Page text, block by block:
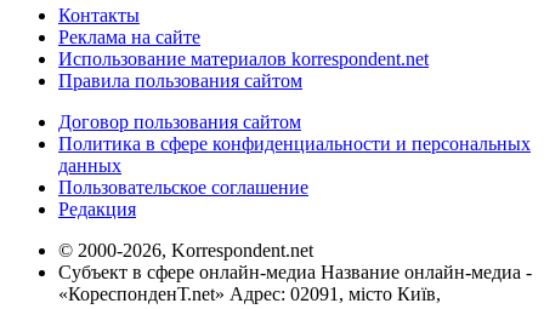
Контакты
Реклама на сайте
Использование материалов korrespondent.net
Правила пользования сайтом
Договор пользования сайтом
Политика в сфере конфиденциальности и персональных
данных
Пользовательское соглашение
Редакция
© 2000-2026, Korrespondent.net
Субъект в сфере онлайн-медиа Название онлайн-медиа -
«КореспонденТ.net» Адрес: 02091, місто Київ,